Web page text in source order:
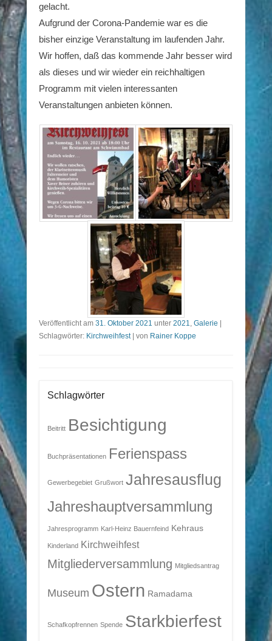
gelacht.
Aufgrund der Corona-Pandemie war es die
bisher einzige Veranstaltung im laufenden Jahr.
Wir hoffen, daß das kommende Jahr besser wird
als dieses und wir wieder ein reichhaltigen
Programm mit vielen interessanten
Veranstaltungen anbieten können.
Veröffentlicht am 31. Oktober 2021 unter 2021, Galerie
Schlagwörter: Kirchweihfest| von Rainer Koppe
Schlagwörter
Beitritt Besichtigung
Buchpräsentationen Ferienspass
Gewerbegebiet Grußwort Jahresausflug
Jahreshauptversammlung
Jahresprogramm Karl-Heinz Bauernfeind Kehraus
Kinderland Kirchweihfest
Mitgliederversammlung Mitgliedsantrag
Museum Ostern Ramadama
Schafkopfrennen Spende Starkbierfest